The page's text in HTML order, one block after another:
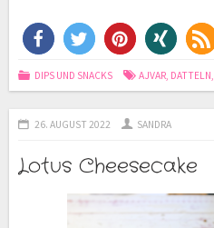
DIPS UND SNACKS AJVAR, DATTELN,
26. AUGUST 2022 SANDRA
Lotus Cheesecake